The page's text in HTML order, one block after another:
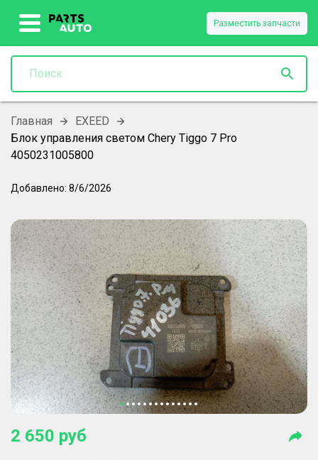
Разместить запчасти
Главная
EXEED
Блок управления светом Chery Tiggo 7 Pro
4050231005800
Добавлено: 8/6/2026
2 650 руб